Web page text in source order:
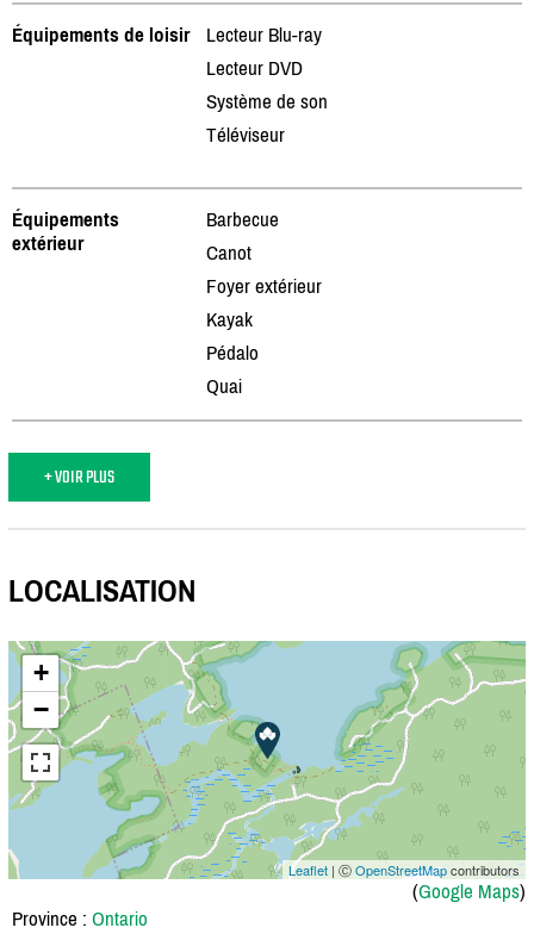
Équipements de loisir
Lecteur Blu-ray
Lecteur DVD
Système de son
Téléviseur
Équipements
extérieur
Barbecue
Canot
Foyer extérieur
Kayak
Pédalo
Quai
+ VOIR PLUS
LOCALISATION
+
−
Leaflet | ⒸOpenStreetMapcontributors
(Google Maps)
Province : Ontario